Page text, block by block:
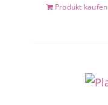
Produkt kaufen